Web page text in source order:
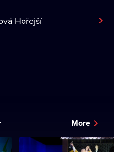
Hořejší
More